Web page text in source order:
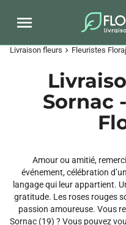
Livraison fleurs chevron_right Fleuristes
Sornac
Amour ou amitié,
événement, célébration
langage qui leur appartient.
gratitude. Les roses rouges
passion amoureuse. Vous
Sornac (19) ? Vous pouvez